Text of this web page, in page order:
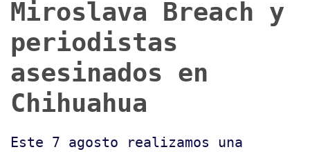
Miroslava Breach y
periodistas
asesinados en
Chihuahua
Este 7 agosto realizamos una